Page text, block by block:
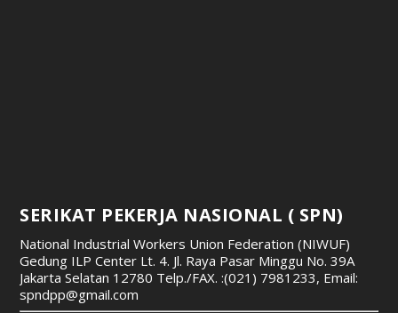
SERIKAT PEKERJA NASIONAL ( SPN)
National Industrial Workers Union Federation (NIWUF)
Gedung ILP Center Lt. 4. Jl. Raya Pasar Minggu No. 39A
Jakarta Selatan 12780 Telp./FAX. :(021) 7981233, Email:
spndpp@gmail.com